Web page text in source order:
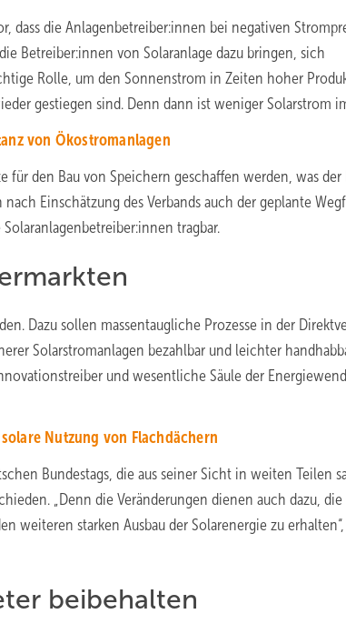
dass die Anlagenbetreiber:innen bei negativen
Betreiber:innen von Solaranlage dazu bringen, sich
Rolle, um den Sonnenstrom in Zeiten hoher
gestiegen sind. Denn dann ist weniger Solarstrom
von Ökostromanlagen
den Bau von Speichern geschaffen werden, was der
Einschätzung des Verbands auch der geplante
tragbar.
Dazu sollen massentaugliche Prozesse in der
Solarstromanlagen bezahlbar und leichter
und wesentliche Säule der
Nutzung von Flachdächern
Bundestags, die aus seiner Sicht in weiten Teilen
„Denn die Veränderungen dienen auch dazu,
weiteren starken Ausbau der Solarenergie zu
beibehalten